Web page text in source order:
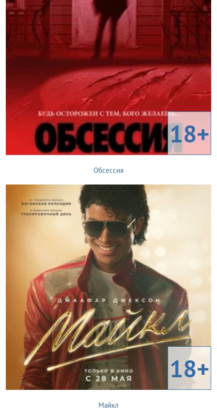
18+
Обсессия
18+
Майкл